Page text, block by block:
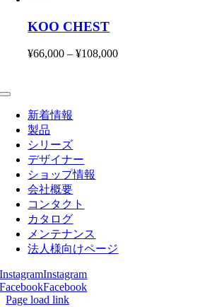
KOO CHEST
¥66,000 –¥108,000価
Toggle
Navigation新着情報
製品
シリーズ
デザイナー
ショップ情報
会社概要
コンタクト
カタログ
メンテナンス
法人様向けページ
InstagramInstagram
FacebookFacebook
Page load link